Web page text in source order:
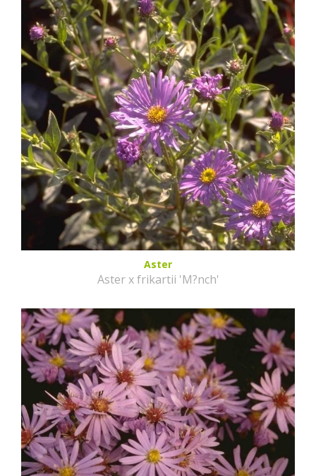
Aster
Aster x frikartii 'M?nch'